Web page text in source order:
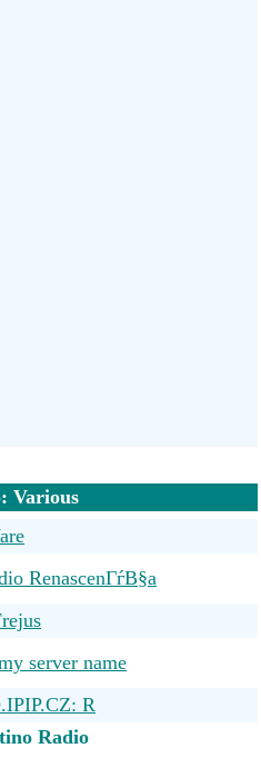
Various
RenascenГѓВ§a
server name
R
Radio